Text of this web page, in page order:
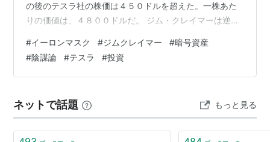
の後のテスラ社の株価は４５０ドルを超えた。一株あた
りの価値は、４８００ドルだ。 ジム・クレイマーは逆指
レイマーがBTCを「すべて売る」と言っている。今売ら
れ過ぎの状態で、クラリティー法案の可決を固唾をのん
で世界が待っているこの時にだ。 確かにBTCは崩壊する
さわしいからだ。XRPの分析家たちが出した１XRP≒１
BTCはいつか再現される。…
#イーロンマスク #ジムクレイマー #暗号資産
#陰謀論 #テスラ #投資
ネットで話題 もっと見る